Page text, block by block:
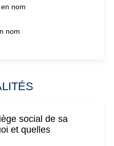
nom
nom
social de sa
et quelles